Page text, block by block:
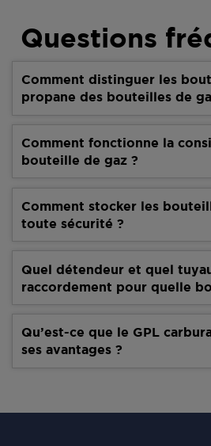
Questions
Comment distinguer les
propane des bouteilles de
Comment fonctionne la
bouteille de gaz ?
Comment stocker les
toute sécurité ?
Quel détendeur et quel
raccordement pour quelle
Qu’est-ce que le GPL
ses avantages ?